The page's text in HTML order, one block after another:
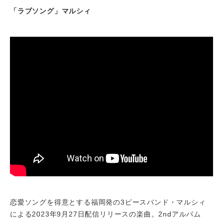
「ラブソング」マルシィ
恋愛ソングを得意とする福岡発の3ピースバンド・マルシィ
による2023年9月27日配信リリースの楽曲。2ndアルバム